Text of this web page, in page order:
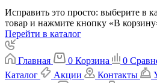
Исправить это просто: выберите в
товар и нажмите кнопку «В
Перейти в каталог
Главная 0 Корзина 0
Каталог
Акции Контакты